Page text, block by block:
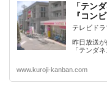
「テン
『コン
テレビドラ
昨日放送
「テンダ
www.kuroji-kanban.com